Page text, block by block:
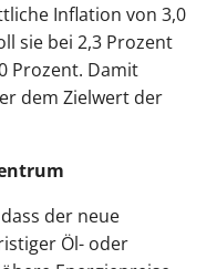
Inflation von 3,0
sie bei 2,3 Prozent
Prozent. Damit
dem Zielwert der
der neue
Öl- oder